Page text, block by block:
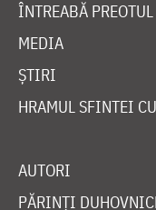
ÎNTREABĂ PREOTUL
MEDIA
ȘTIRI
HRAMUL SFINTEI
AUTORI
PĂRINȚI